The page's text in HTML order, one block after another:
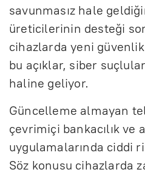
savunmasız hale
üreticilerinin desteği
cihazlarda yeni güvenlik
bu açıklar, siber
haline geliyor.
Güncelleme almayan
çevrimiçi bankacılık ve
uygulamalarında ciddi
Söz konusu cihazlarda